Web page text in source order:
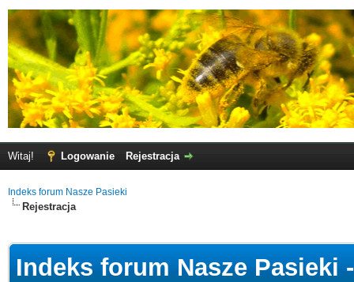
Witaj! Logowanie Rejestracja
Indeks forum Nasze Pasieki
Rejestracja
Indeks forum Nasze Pasieki